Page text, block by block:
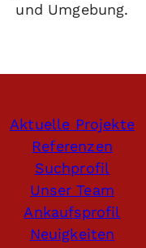
und Umgebung.
Aktuelle Projekte
Referenzen
Suchprofil
Unser Team
Ankaufsprofil
Neuigkeiten